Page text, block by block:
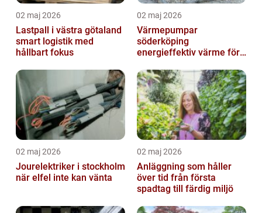
02 maj 2026
Lastpall i västra götaland
smart logistik med
hållbart fokus
02 maj 2026
Värmepumpar
söderköping
energieffektiv värme för
02 maj 2026
Jourelektriker i stockholm
när elfel inte kan vänta
02 maj 2026
Anläggning som håller
över tid från första
spadtag till färdig miljö